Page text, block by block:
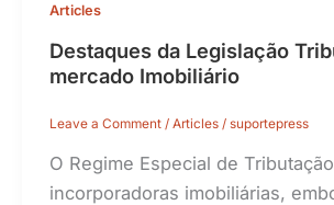
Articles
Destaques da Legislação
mercado Imobiliário
Leave a Comment / Articles/ suportepress
O Regime Especial de
incorporadoras imobiliárias,